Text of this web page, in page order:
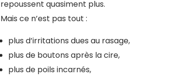
repoussent quasiment plus.
Mais ce n’est pas tout :
plus d’irritations dues au rasage,
plus de boutons après la cire,
plus de poils incarnés,